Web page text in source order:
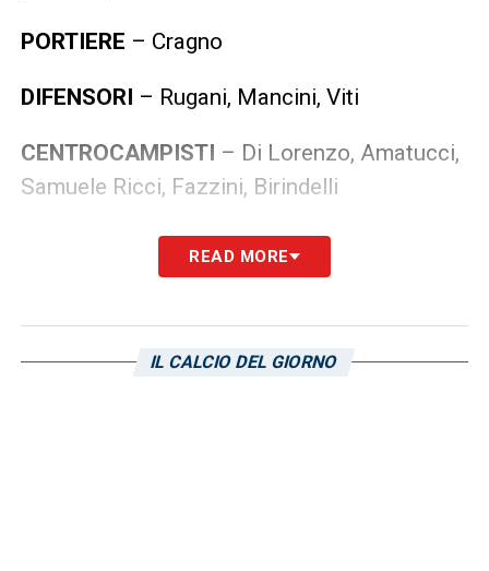
PORTIERE – Cragno
DIFENSORI – Rugani, Mancini, Viti
CENTROCAMPISTI – Di Lorenzo, Amatucci,
Samuele Ricci, Fazzini, Birindelli
ATTACCANTI– Pavoletti, Baldanzi
READ MORE
IL CALCIO DEL GIORNO